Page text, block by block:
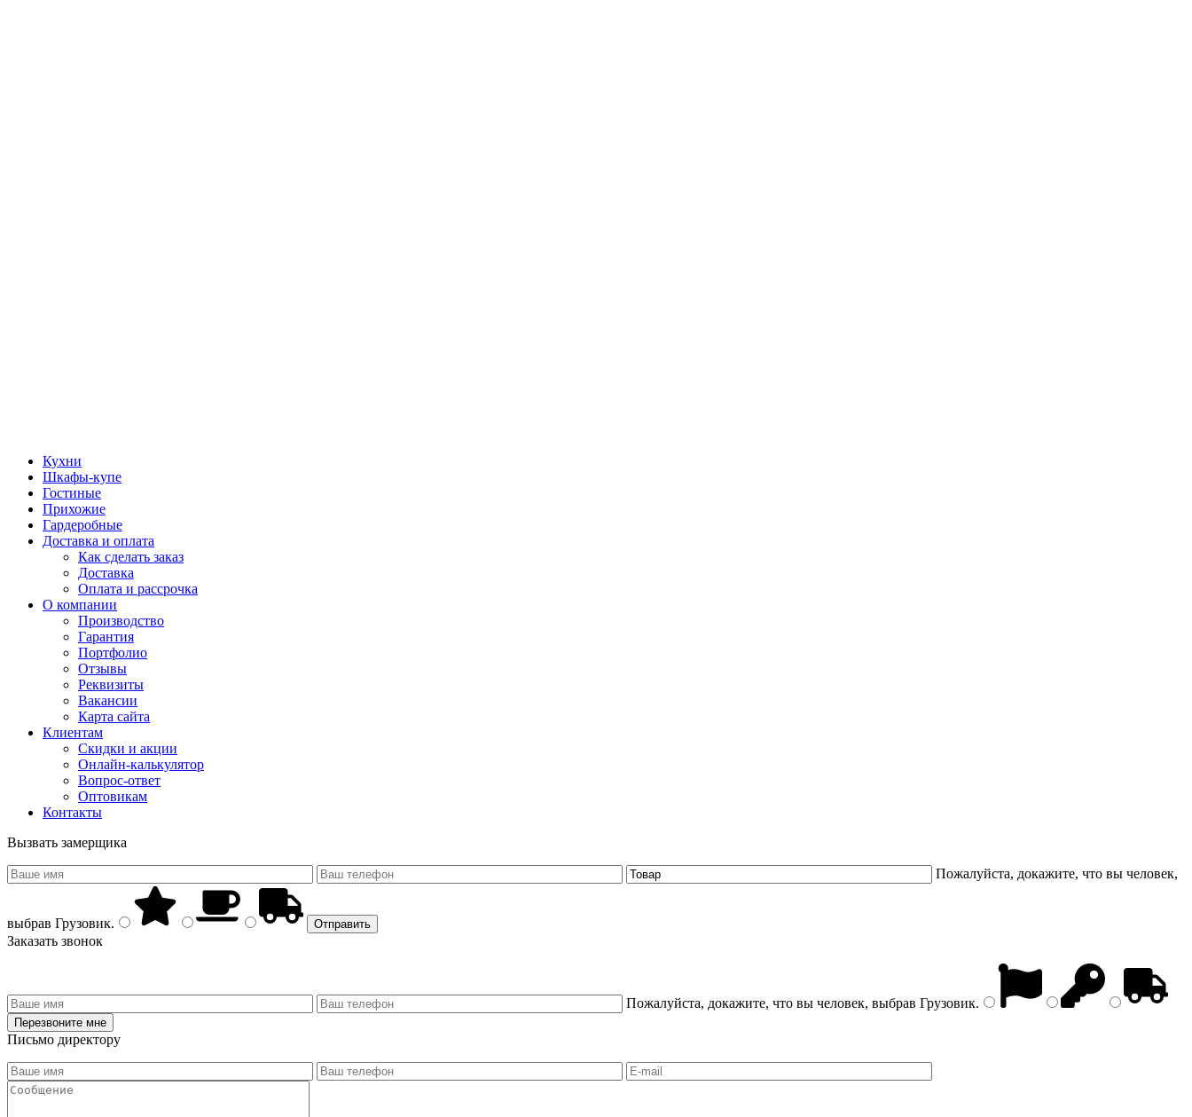
Кухни
Шкафы-купе
Гостиные
Прихожие
Гардеробные
Доставка и оплата
Как сделать заказ
Доставка
Оплата и рассрочка
О компании
Производство
Гарантия
Портфолио
Отзывы
Реквизиты
Вакансии
Карта сайта
Клиентам
Скидки и акции
Онлайн-калькулятор
Вопрос-ответ
Оптовикам
Контакты
Вызвать замерщика
Пожалуйста, докажите, что вы человек,
выбрав Грузовик.
Заказать звонок
Пожалуйста, докажите, что вы человек, выбрав Грузовик.
Письмо директору